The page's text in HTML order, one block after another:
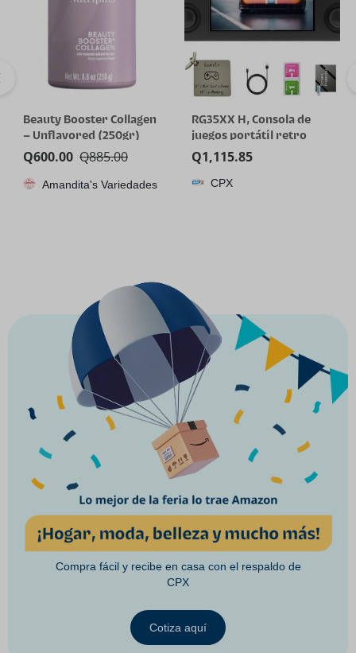
Beauty Booster Collagen
– Unflavored (250gr)
Q885.00
Q600.00
Amandita's Variedades
RG35XX H, Consola de
juegos portátil retro
Anbernic con tarjeta de
64GTF, diseño de joystick
dual, pantalla HD de 3.5
Q1,115.85
CPX
Compra fácil y recibe en casa con el respaldo de
CPX
Cotiza aquí